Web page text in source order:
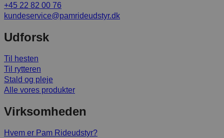
+45 22 82 00 76
kundeservice@pamrideudstyr.dk
Udforsk
Til hesten
Til rytteren
Stald og pleje
Alle vores produkter
Virksomheden
Hvem er Pam Rideudstyr?